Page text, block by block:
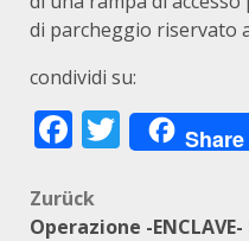
di parcheggio riservato
condividi su:
Facebook
Twitter
Share
Zurück
Operazione -